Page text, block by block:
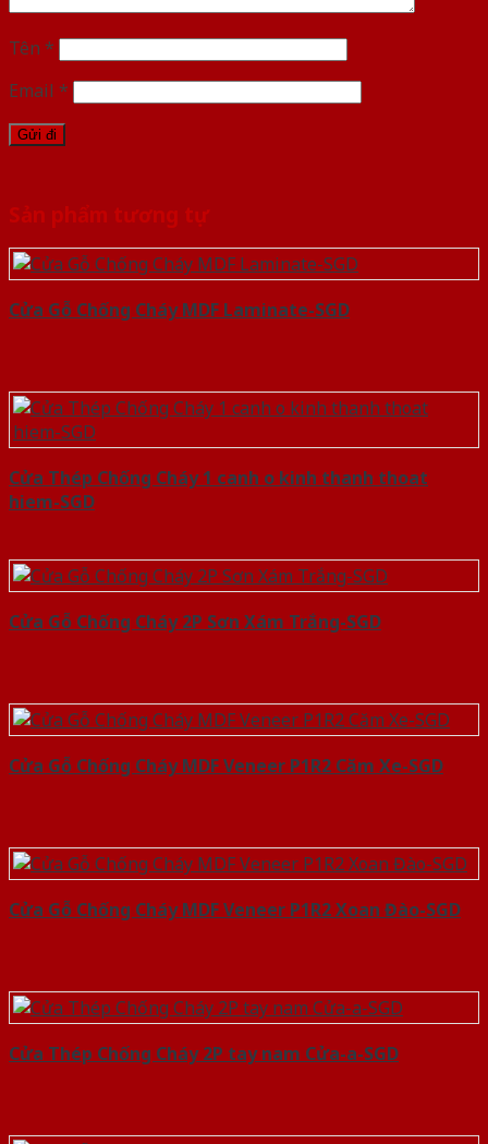
Tên *
Email *
Sản phẩm tương tự
Cửa Gỗ Chống Cháy MDF Laminate-SGD
Cửa Thép Chống Cháy 1 canh o kinh thanh thoat
hiem-SGD
Cửa Gỗ Chống Cháy 2P Sơn Xám Trắng-SGD
Cửa Gỗ Chống Cháy MDF Veneer P1R2 Căm Xe-SGD
Cửa Gỗ Chống Cháy MDF Veneer P1R2 Xoan Đào-SGD
Cửa Thép Chống Cháy 2P tay nam Cửa-a-SGD